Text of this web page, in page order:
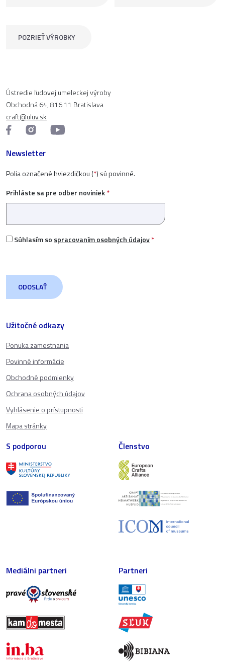
POZRIEŤ VÝROBKY
Užitočné odkazy
Ponuka zamestnania
Povinné informácie
Obchodné podmienky
Ochrana osobných údajov
Vyhlásenie o prístupnosti
Mapa stránky
Ústredie ľudovej umeleckej výroby
Obchodná 64, 816 11 Bratislava
craft@uluv.sk
Newsletter
Polia označené hviezdičkou (*) sú povinné.
Prihláste sa pre odber noviniek*
Súhlasím so spracovaním osobných údajov*
S podporou Členstvo
Mediálni partneri Partneri